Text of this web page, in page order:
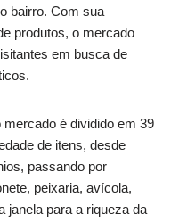
bairro. Com sua
produtos, o mercado
em busca de
é dividido em 39
de itens, desde
passando por
peixaria, avícola,
janela para a riqueza da